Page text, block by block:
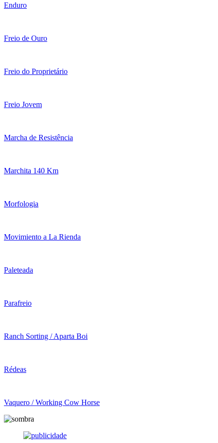
Enduro
Freio de Ouro
Freio do Proprietário
Freio Jovem
Marcha de Resistência
Marchita 140 Km
Morfologia
Movimiento a La Rienda
Paleteada
Parafreio
Ranch Sorting / Aparta Boi
Rédeas
Vaquero / Working Cow Horse